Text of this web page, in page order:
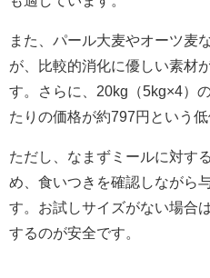
また、パール大麦やオーツ麦
が、比較的消化に優しい素材
す。さらに、20kg（5kg×4）
たりの価格が約797円という低
ただし、なまずミールに対す
め、食いつきを確認しながら
す。お試しサイズがない場合
するのが安全です。